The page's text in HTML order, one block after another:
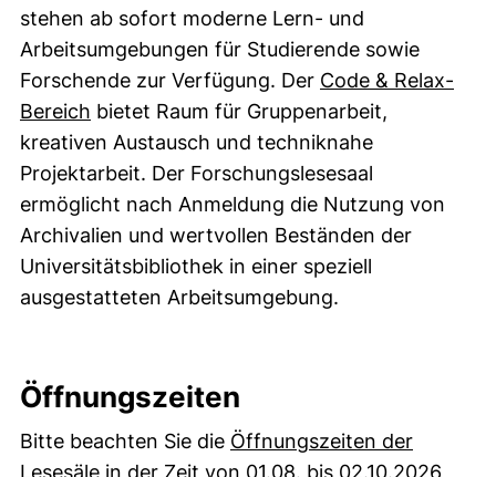
stehen ab sofort moderne Lern- und
Arbeitsumgebungen für Studierende sowie
Forschende zur Verfügung. Der Code & Relax-
Bereich bietet Raum für Gruppenarbeit,
kreativen Austausch und techniknahe
Projektarbeit. Der Forschungslesesaal
ermöglicht nach Anmeldung die Nutzung von
Archivalien und wertvollen Beständen der
Universitätsbibliothek in einer speziell
ausgestatteten Arbeitsumgebung.
Öffnungszeiten
Bitte beachten Sie die Öffnungszeiten der
Lesesäle in der Zeit von 01.08. bis 02.10.2026